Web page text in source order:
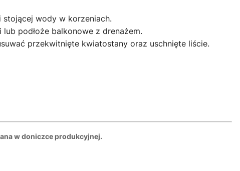
stojącej wody w korzeniach.
podłoże balkonowe z drenażem.
przekwitnięte kwiatostany oraz uschnięte liście.
w doniczce produkcyjnej.